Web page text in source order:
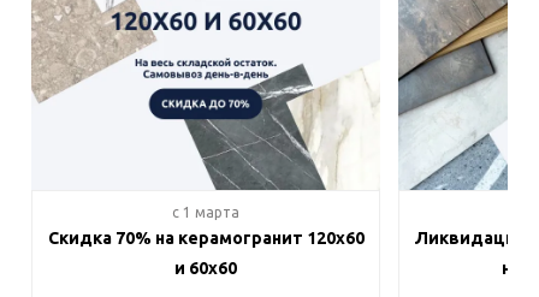
c 1 марта
Скидка 70% на керамогранит 120х60
и 60х60
Ликвидация
на